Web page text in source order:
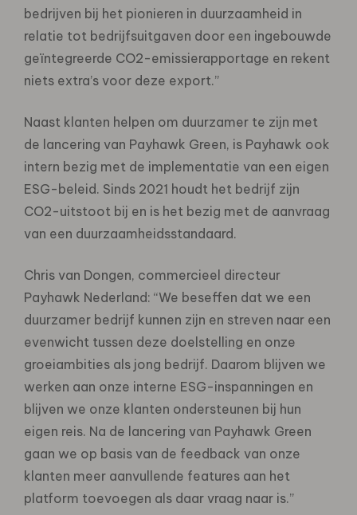
bedrijven bij het pionieren in duurzaamheid in
relatie tot bedrijfsuitgaven door een ingebouwde
geïntegreerde CO2-emissierapportage en rekent
niets extra’s voor deze export.”
Naast klanten helpen om duurzamer te zijn met
de lancering van Payhawk Green, is Payhawk ook
intern bezig met de implementatie van een eigen
ESG-beleid. Sinds 2021 houdt het bedrijf zijn
CO2-uitstoot bij en is het bezig met de aanvraag
van een duurzaamheidsstandaard.
Chris van Dongen, commercieel directeur
Payhawk Nederland: “We beseffen dat we een
duurzamer bedrijf kunnen zijn en streven naar een
evenwicht tussen deze doelstelling en onze
groeiambities als jong bedrijf. Daarom blijven we
werken aan onze interne ESG-inspanningen en
blijven we onze klanten ondersteunen bij hun
eigen reis. Na de lancering van Payhawk Green
gaan we op basis van de feedback van onze
klanten meer aanvullende features aan het
platform toevoegen als daar vraag naar is.”